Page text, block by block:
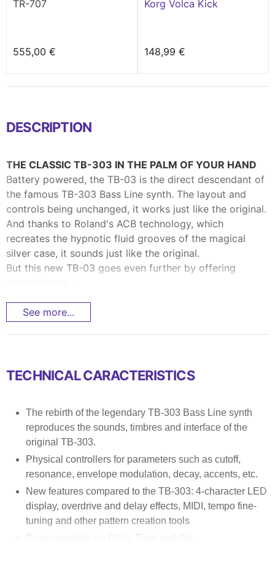
TR-707
555,00 €
Korg Volca Kick
148,99 €
DESCRIPTION
THE CLASSIC TB-303 IN THE PALM OF YOUR HAND
Battery powered, the TB-03 is the direct descendant of
the famous TB-303 Bass Line synth. The layout and
controls being unchanged, it works just like the original.
And thanks to Roland's ACB technology, which
recreates the hypnotic fluid grooves of the magical
silver case, it sounds just like the original.
But this new TB-03 goes even further by offering
See more...
TECHNICAL CARACTERISTICS
The rebirth of the legendary TB-303 Bass Line synth
reproduces the sounds, timbres and interface of the
original TB-303.
Physical controllers for parameters such as cutoff,
resonance, envelope modulation, decay, accents, etc.
New features compared to the TB-303: 4-character LED
display, overdrive and delay effects, MIDI, tempo fine-
tuning and other pattern creation tools
Programmable via Pitch, Time and Ste...